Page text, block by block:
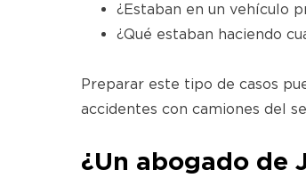
¿Estaban en un vehículo
¿Qué estaban haciendo
Preparar este tipo de casos
accidentes con camiones del
¿Un abogado de